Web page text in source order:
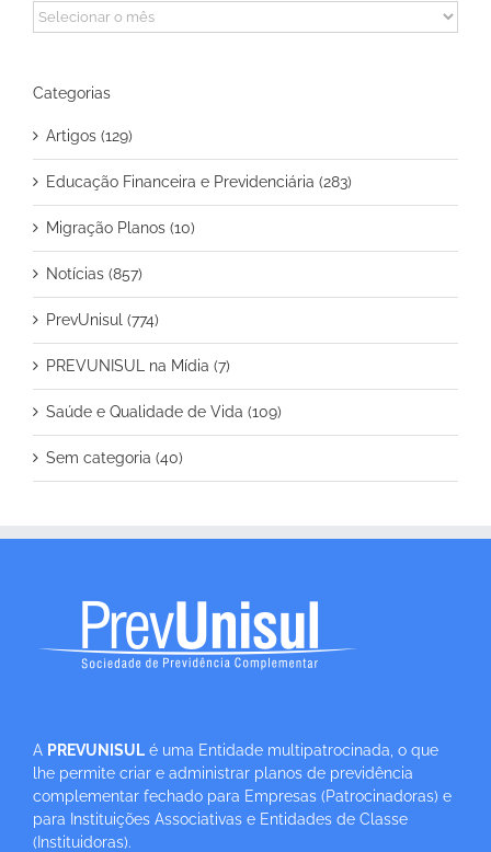
Arquivos
Categorias
Artigos (129)
Educação Financeira e Previdenciária (283)
Migração Planos (10)
Notícias (857)
PrevUnisul (774)
PREVUNISUL na Mídia (7)
Saúde e Qualidade de Vida (109)
Sem categoria (40)
A PREVUNISUL é uma Entidade multipatrocinada, o que
lhe permite criar e administrar planos de previdência
complementar fechado para Empresas (Patrocinadoras) e
para Instituições Associativas e Entidades de Classe
(Instituidoras).